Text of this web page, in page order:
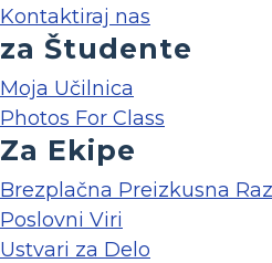
Kontaktiraj nas
za Študente
Moja Učilnica
Photos For Class
Za Ekipe
Brezplačna Preizkusna
Poslovni Viri
Ustvari za Delo